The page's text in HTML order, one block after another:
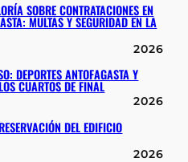
SOBRE CONTRATACIONES EN
MULTAS Y SEGURIDAD EN LA
2026
DEPORTES ANTOFAGASTA Y
CUARTOS DE FINAL
2026
DEL EDIFICIO
2026